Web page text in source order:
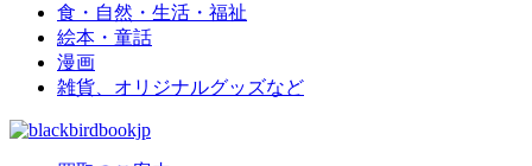
食・自然・生活・福祉
絵本・童話
漫画
雑貨、オリジナルグッズなど